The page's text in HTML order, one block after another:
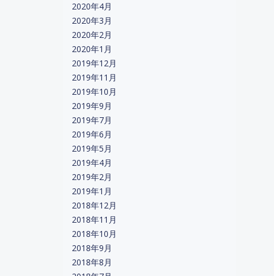
2020年4月
2020年3月
2020年2月
2020年1月
2019年12月
2019年11月
2019年10月
2019年9月
2019年7月
2019年6月
2019年5月
2019年4月
2019年2月
2019年1月
2018年12月
2018年11月
2018年10月
2018年9月
2018年8月